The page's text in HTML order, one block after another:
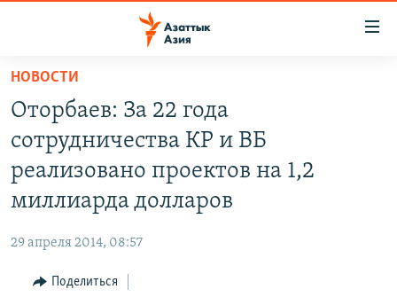
Вернуться
основному
содержанию
Вернутся
главной
Вернутся
поиску
ЦЕНТРАЛЬНАЯ АЗИЯ
КАЗАХСТАН
НОВОСТИ
ВОЙНА В УКРАИНЕ
КЫРГЫЗЧА
ЎЗБЕКЧА
ПОДПИШИТЕСЬ НА НАС В СОЦСЕТЯХ
НОВОСТИ
Оторбаев: За 22 года
сотрудничества КР и ВБ
реализовано проектов на 1,2
миллиарда долларов
29 апреля 2014, 08:57
Поделиться